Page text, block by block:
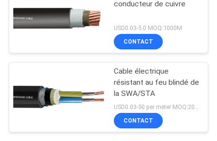
conducteur de cuivre
USD0.03-5.0 MOQ:1000M
CONTACT
Cable électrique
résistant au feu blindé de
la SWA/STA
USD0.03-50 per meter MOQ:200m
CONTACT